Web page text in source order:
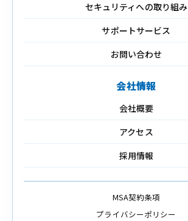
セキュリティへの取り組み
サポートサービス
お問い合わせ
会社情報
会社概要
アクセス
採用情報
MSA契約条項
プライバシーポリシー